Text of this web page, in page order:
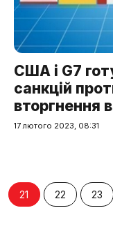
США і G7
санкцій
вторгнення
17 лютого 2023, 08:31
21 22 23